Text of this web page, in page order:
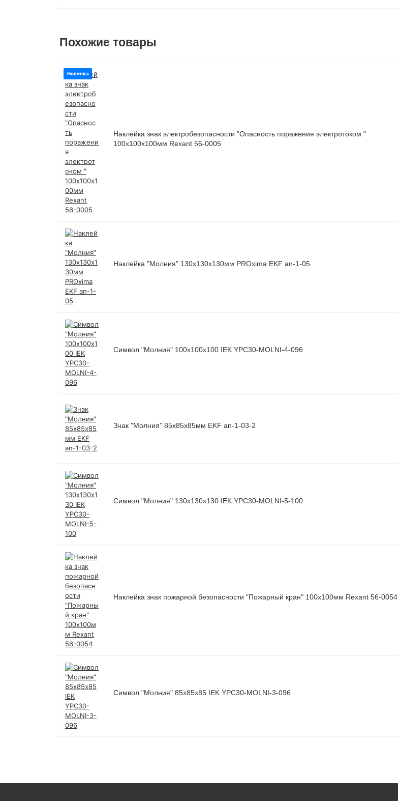
Похожие товары
Новинка
Наклейка знак электробезопасности "Опасность поражения электротоком "
100х100х100мм Rexant 56-0005
Наклейка "Молния" 130х130х130мм PROxima EKF an-1-05
Символ "Молния" 100х100х100 IEK YPC30-MOLNI-4-096
Знак "Молния" 85х85х85мм EKF an-1-03-2
Символ "Молния" 130х130х130 IEK YPC30-MOLNI-5-100
Наклейка знак пожарной безопасности "Пожарный кран" 100х100мм Rexant 56-0054
Символ "Молния" 85х85х85 IEK YPC30-MOLNI-3-096